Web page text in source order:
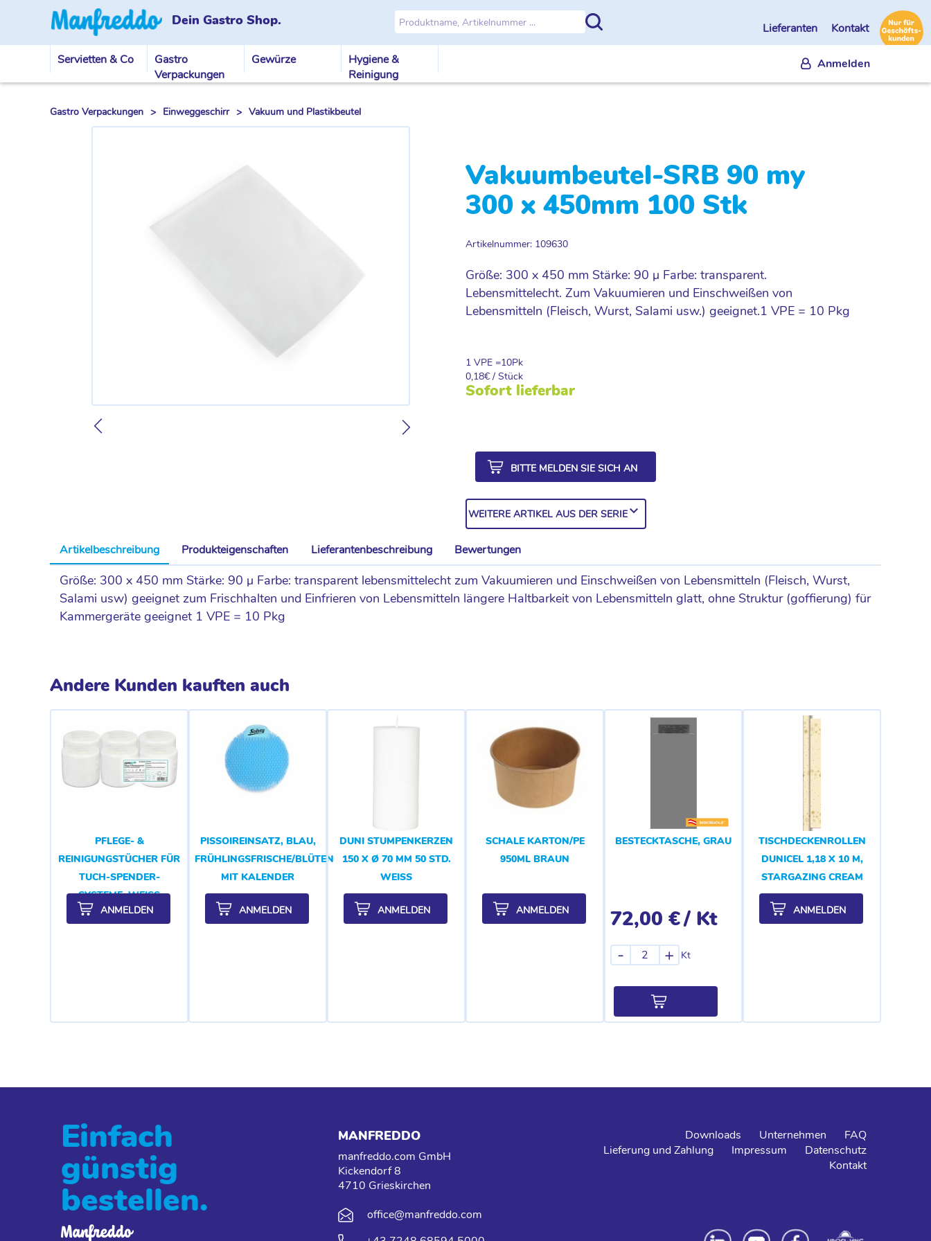
Dein Gastro Shop. Lieferanten Kontakt
Servietten & Co
Gastro
Verpackungen
Gewürze
Hygiene &
Reinigung
Anmelden
Gastro Verpackungen > Einweggeschirr > Vakuum und Plastikbeutel
Vakuumbeutel-SRB 90 my
300 x 450mm 100 Stk
Artikelnummer: 109630
Größe: 300 x 450 mm Stärke: 90 µ Farbe: transparent.
Lebensmittelecht. Zum Vakuumieren und Einschweißen von
Lebensmitteln (Fleisch, Wurst, Salami usw.) geeignet.1 VPE = 10 Pkg
1 VPE =10Pk
0,18€ / Stück
Sofort lieferbar
BITTE MELDEN SIE SICH AN
WEITERE ARTIKEL AUS DER SERIE
Artikelbeschreibung Produkteigenschaften Lieferantenbeschreibung Bewertungen
Größe: 300 x 450 mm Stärke: 90 µ Farbe: transparent lebensmittelecht zum Vakuumieren und Einschweißen von Lebensmitteln (Fleisch, Wurst,
Salami usw) geeignet zum Frischhalten und Einfrieren von Lebensmitteln längere Haltbarkeit von Lebensmitteln glatt, ohne Struktur (goffierung) für
Kammergeräte geeignet 1 VPE = 10 Pkg
Andere Kunden kauften auch
PFLEGE- &
REINIGUNGSTÜCHER FÜR
TUCH-SPENDER-
SYSTEME, WEISS
ANMELDEN
PISSOIREINSATZ, BLAU,
FRÜHLINGSFRISCHE/BLÜTENDUFT
MIT KALENDER
ANMELDEN
DUNI STUMPENKERZEN
150 X Ø 70 MM 50 STD.
WEISS
ANMELDEN
SCHALE KARTON/PE
950ML BRAUN
ANMELDEN
BESTECKTASCHE, GRAU
72,00 €/ Kt
Kt
- +
TISCHDECKENROLLEN
DUNICEL 1,18 X 10 M,
STARGAZING CREAM
ANMELDEN
Einfach
günstig
bestellen.
MANFREDDO
manfreddo.com GmbH
Kickendorf 8
4710 Grieskirchen
office@manfreddo.com
Downloads Unternehmen
FAQ
Lieferung und Zahlung
Impressum
Datenschutz
Kontakt